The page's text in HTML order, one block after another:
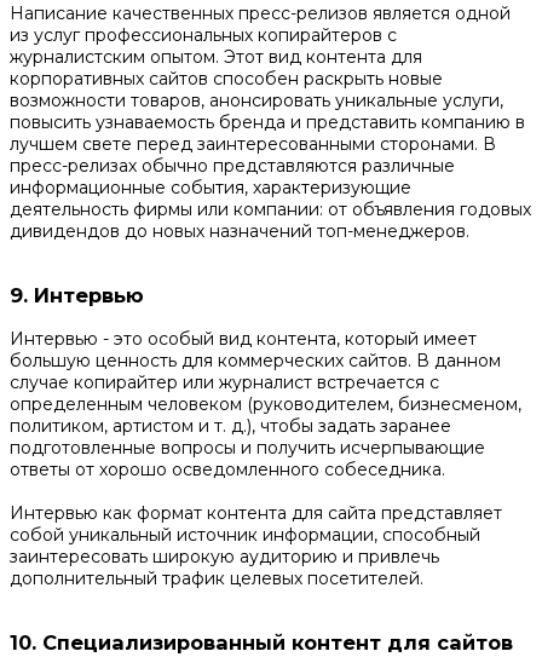
Написание качественных пресс-релизов является одной
из услуг профессиональных копирайтеров с
журналистским опытом. Этот вид контента для
корпоративных сайтов способен раскрыть новые
возможности товаров, анонсировать уникальные услуги,
повысить узнаваемость бренда и представить компанию в
лучшем свете перед заинтересованными сторонами. В
пресс-релизах обычно представляются различные
информационные события, характеризующие
деятельность фирмы или компании: от объявления годовых
дивидендов до новых назначений топ-менеджеров.
9. Интервью
Интервью - это особый вид контента, который имеет
большую ценность для коммерческих сайтов. В данном
случае копирайтер или журналист встречается с
определенным человеком (руководителем, бизнесменом,
политиком, артистом и т. д.), чтобы задать заранее
подготовленные вопросы и получить исчерпывающие
ответы от хорошо осведомленного собеседника.
Интервью как формат контента для сайта представляет
собой уникальный источник информации, способный
заинтересовать широкую аудиторию и привлечь
дополнительный трафик целевых посетителей.
10. Специализированный контент для сайтов